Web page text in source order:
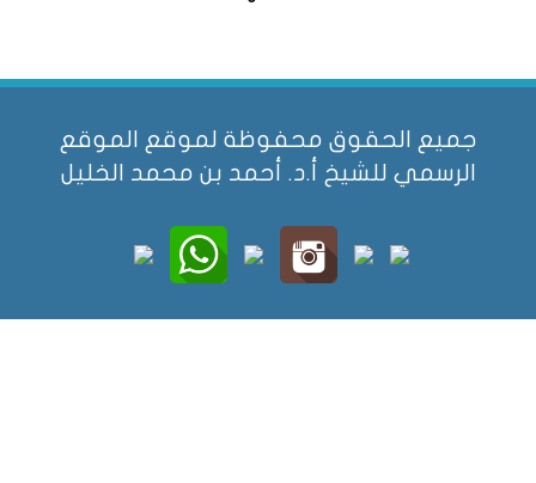
لموقع الموقع
أحمد بن محمد الخليل